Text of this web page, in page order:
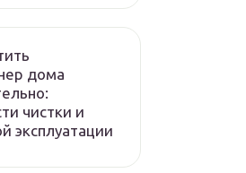
дома
чистки и
эксплуатации